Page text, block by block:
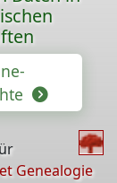
Genealogie